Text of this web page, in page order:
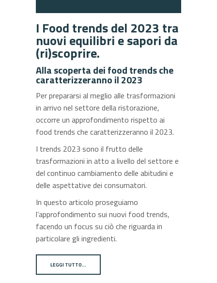
I Food trends del 2023 tra
nuovi equilibri e sapori da
(ri)scoprire.
Alla scoperta dei food trends che
caratterizzeranno il 2023
Per prepararsi al meglio alle trasformazioni
in arrivo nel settore della ristorazione,
occorre un approfondimento rispetto ai
food trends che caratterizzeranno il 2023.
I trends 2023 sono il frutto delle
trasformazioni in atto a livello del settore e
del continuo cambiamento delle abitudini e
delle aspettative dei consumatori.
In questo articolo proseguiamo
l’approfondimento sui nuovi food trends,
facendo un focus su ciò che riguarda in
particolare gli ingredienti.
LEGGI TUTTO…